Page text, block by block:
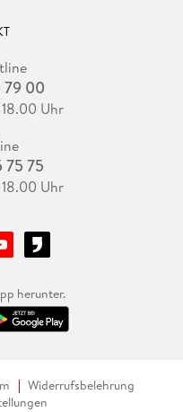
00
Uhr
75
Uhr
herunter.
Widerrufsbelehrung